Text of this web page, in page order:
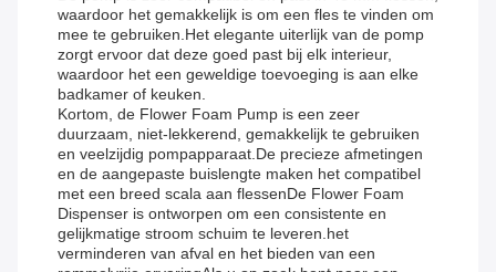
waardoor het gemakkelijk is om een fles te vinden om
mee te gebruiken.Het elegante uiterlijk van de pomp
zorgt ervoor dat deze goed past bij elk interieur,
waardoor het een geweldige toevoeging is aan elke
badkamer of keuken.
Kortom, de Flower Foam Pump is een zeer
duurzaam, niet-lekkerend, gemakkelijk te gebruiken
en veelzijdig pompapparaat.De precieze afmetingen
en de aangepaste buislengte maken het compatibel
met een breed scala aan flessenDe Flower Foam
Dispenser is ontworpen om een consistente en
gelijkmatige stroom schuim te leveren.het
verminderen van afval en het bieden van een